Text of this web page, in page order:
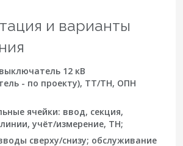
и варианты
12 кВ
- по проекту), ТТ/ТН, ОПН
ячейки: ввод, секция,
учёт/измерение, ТН;
сверху/снизу; обслуживание